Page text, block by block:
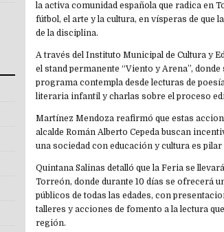
la activa comunidad española que radica en
fútbol, el arte y la cultura, en vísperas de que
de la disciplina.
A través del Instituto Municipal de Cultura y
el stand permanente “Viento y Arena”,
programa contempla desde lecturas de
literaria infantil y charlas sobre el proceso
Martínez Mendoza reafirmó que estas
alcalde Román Alberto Cepeda buscan
una sociedad con educación y cultura es
Quintana Salinas detalló que la Feria se
Torreón, donde durante 10 días se ofrecerá
públicos de todas las edades, con
talleres y acciones de fomento a la lectura
región.